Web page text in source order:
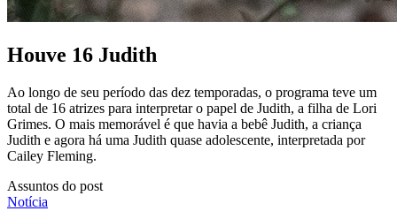
Houve 16 Judith
Ao longo de seu período das dez temporadas, o programa teve um
total de 16 atrizes para interpretar o papel de Judith, a filha de Lori
Grimes. O mais memorável é que havia a bebê Judith, a criança
Judith e agora há uma Judith quase adolescente, interpretada por
Cailey Fleming.
Assuntos do post
Notícia